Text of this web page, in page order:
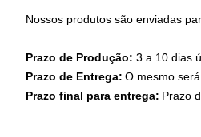
Nossos produtos são enviadas
Prazo de Produção: 3 a 10 dias
Prazo de Entrega: O mesmo
Prazo final para entrega: Prazo